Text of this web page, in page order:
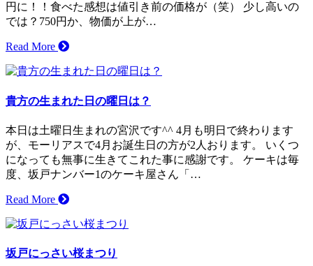
円に！！食べた感想は値引き前の価格が（笑） 少し高いの
では？750円か、物価が上が…
Read More
貴方の生まれた日の曜日は？
本日は土曜日生まれの宮沢です^^ 4月も明日で終わります
が、モーリアスで4月お誕生日の方が2人おります。 いくつ
になっても無事に生きてこれた事に感謝です。 ケーキは毎
度、坂戸ナンバー1のケーキ屋さん「…
Read More
坂戸にっさい桜まつり